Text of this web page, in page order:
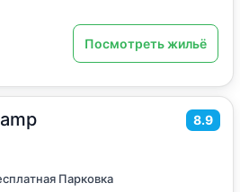
Посмотреть жильё
8.9
или 2 отдельными кроватями
Парковка